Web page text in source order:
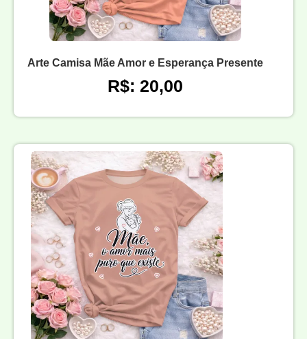
Arte Camisa Mãe Amor e Esperança Presente
R$: 20,00